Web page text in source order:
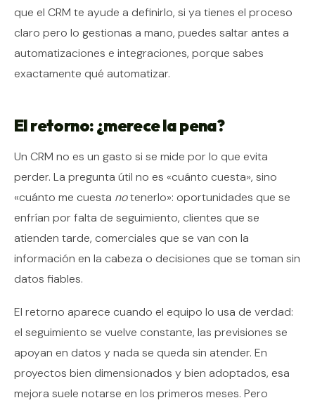
que el CRM te ayude a definirlo, si ya tienes el proceso
claro pero lo gestionas a mano, puedes saltar antes a
automatizaciones e integraciones, porque sabes
exactamente qué automatizar.
El retorno: ¿merece la pena?
Un CRM no es un gasto si se mide por lo que evita
perder. La pregunta útil no es «cuánto cuesta», sino
«cuánto me cuesta notenerlo»: oportunidades que se
enfrían por falta de seguimiento, clientes que se
atienden tarde, comerciales que se van con la
información en la cabeza o decisiones que se toman sin
datos fiables.
El retorno aparece cuando el equipo lo usa de verdad:
el seguimiento se vuelve constante, las previsiones se
apoyan en datos y nada se queda sin atender. En
proyectos bien dimensionados y bien adoptados, esa
mejora suele notarse en los primeros meses. Pero